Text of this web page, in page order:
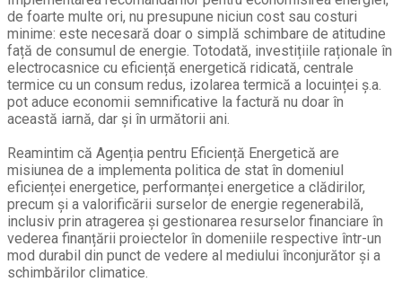
de foarte multe ori, nu presupune niciun cost sau costuri
minime: este necesară doar o simplă schimbare de atitudine
față de consumul de energie. Totodată, investițiile raționale în
electrocasnice cu eficiență energetică ridicată, centrale
termice cu un consum redus, izolarea termică a locuinței ș.a.
pot aduce economii semnificative la factură nu doar în
această iarnă, dar și în următorii ani.
Reamintim că Agenția pentru Eficiență Energetică are
misiunea de a implementa politica de stat în domeniul
eficienței energetice, performanței energetice a clădirilor,
precum și a valorificării surselor de energie regenerabilă,
inclusiv prin atragerea și gestionarea resurselor financiare în
vederea finanțării proiectelor în domeniile respective într-un
mod durabil din punct de vedere al mediului înconjurător și a
schimbărilor climatice.